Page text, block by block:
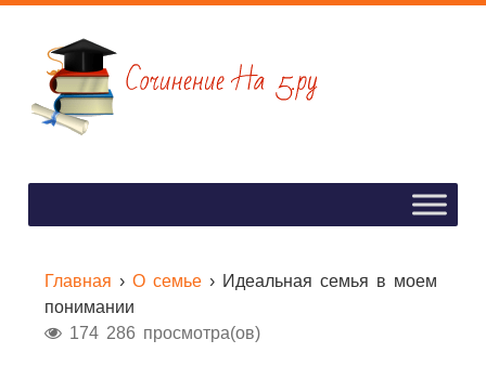
Главная › О семье› Идеальная семья в моем
понимании
174 286 просмотра(ов)